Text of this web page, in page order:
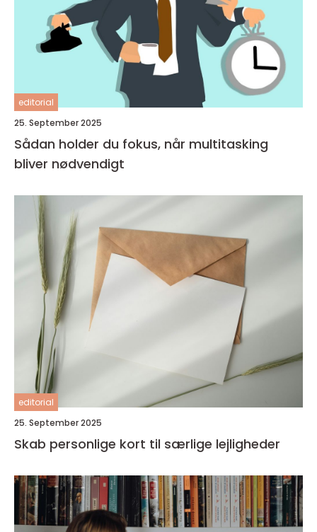
editorial
25. September 2025
Sådan holder du fokus, når multitasking
bliver nødvendigt
editorial
25. September 2025
Skab personlige kort til særlige lejligheder